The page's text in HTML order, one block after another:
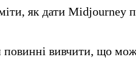
як дати Midjourney
повинні вивчити, що